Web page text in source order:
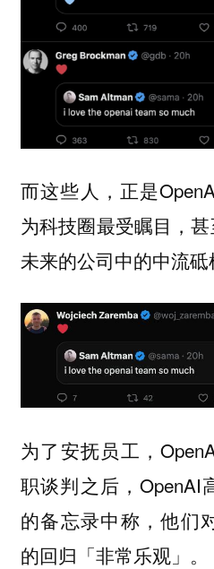
而这些人，正是
为科技圈最受瞩目，
未来的公司中的中流砥
为了安抚员工，
职谈判之后，OpenAI
的备忘录中称，他们
的回归「非常乐观」。